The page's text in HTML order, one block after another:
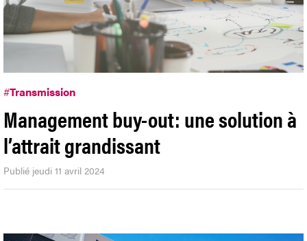
#Transmission
Management buy-out: une solution à
l’attrait grandissant
Publié jeudi 11 avril 2024